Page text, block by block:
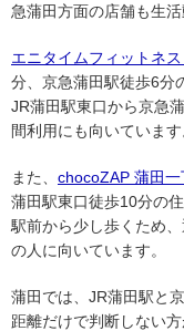
急蒲田方面の店舗も生活
エニタイムフィットネ
分、京急蒲田駅徒歩6分
JR蒲田駅東口から京急
間利用にも向いています
また、 chocoZAP 蒲田
蒲田駅東口徒歩10分の
駅前から少し歩くため
の人に向いています。
蒲田では、JR蒲田駅と
距離だけで判断しない方